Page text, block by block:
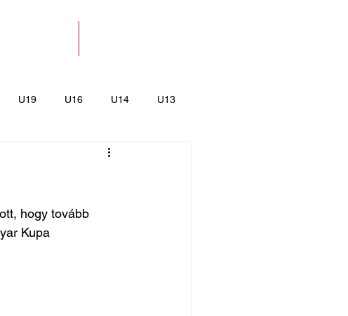
U19 U16 U14 U13
Kajak-Kenu
hogy tovább
Kupa